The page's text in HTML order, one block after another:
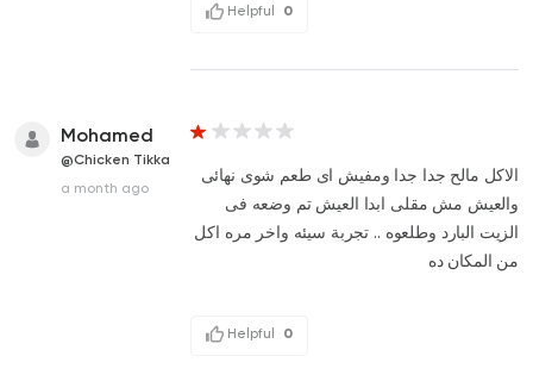
Helpful 0
Mohamed
@Chicken Tikka
a month ago
الاكل مالح جدا جدا ومفيش اى طعم شوى نهائى
والعيش مش مقلى ابدا العيش تم وضعه فى
الزيت البارد وطلعوه .. تجربة سيئه واخر مره اكل
من المكان ده
Helpful 0